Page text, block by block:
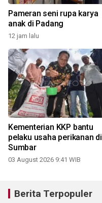
Pameran seni rupa karya
anak di Padang
12 jam lalu
Kementerian KKP bantu
pelaku usaha perikanan di
Sumbar
03 August 2026 9:41 WIB
Berita Terpopuler